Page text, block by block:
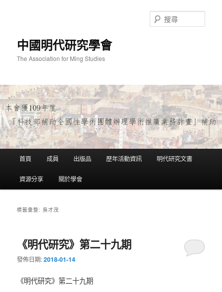
中國明代研究學會
The Association for Ming Studies
尋
首頁 成員 出版品 歷年活動資訊 明代研究文書
資源分享 關於學會
標籤彙整:吳才茂
《明代研究》第二十九期
發佈日期:2018-01-14
《明代研究》第二十九期